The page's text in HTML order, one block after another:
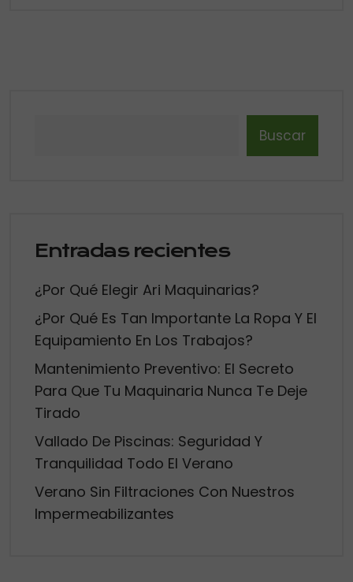
Buscar
Entradas recientes
¿Por Qué Elegir Ari Maquinarias?
¿Por Qué Es Tan Importante La Ropa Y El
Equipamiento En Los Trabajos?
Mantenimiento Preventivo: El Secreto
Para Que Tu Maquinaria Nunca Te Deje
Tirado
Vallado De Piscinas: Seguridad Y
Tranquilidad Todo El Verano
Verano Sin Filtraciones Con Nuestros
Impermeabilizantes